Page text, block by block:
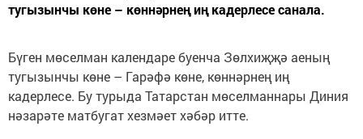
тугызынчы көне – көннәрнең иң кадерлесе санала.
Бүген мөселман календаре буенча Зөлхиҗҗә аеның
тугызынчы көне – Гарәфә көне, көннәрнең иң
кадерлесе. Бу турыда Татарстан мөселманнары Диния
нәзарәте матбугат хезмәет хәбәр итте.